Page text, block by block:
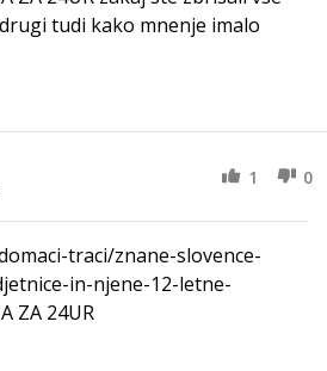
tudi kako mnenje imalo
1 0
traci/znane-slovence-
in-njene-12-letne-
ZA 24UR